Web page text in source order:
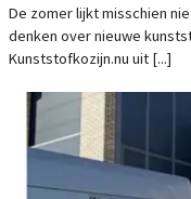
De zomer lijkt misschien
denken over nieuwe
Kunststofkozijn.nu uit [...]